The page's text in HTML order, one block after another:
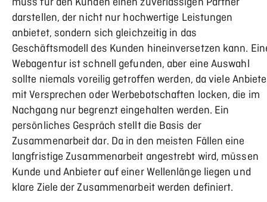
darstellen, der nicht nur hochwertige Leistungen
anbietet, sondern sich gleichzeitig in das
Geschäftsmodell des Kunden hineinversetzen kann.
Webagentur ist schnell gefunden, aber eine Auswahl
sollte niemals voreilig getroffen werden, da viele
mit Versprechen oder Werbebotschaften locken, die im
Nachgang nur begrenzt eingehalten werden. Ein
persönliches Gespräch stellt die Basis der
Zusammenarbeit dar. Da in den meisten Fällen eine
langfristige Zusammenarbeit angestrebt wird, müssen
Kunde und Anbieter auf einer Wellenlänge liegen und
klare Ziele der Zusammenarbeit werden definiert.